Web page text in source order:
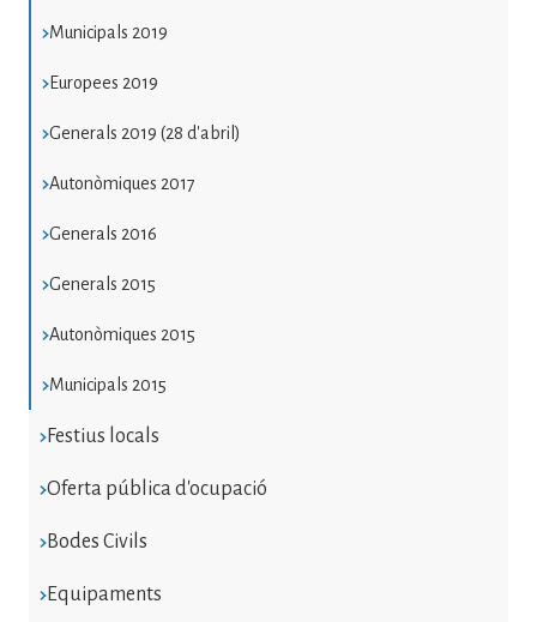
Municipals 2019
Europees 2019
Generals 2019 (28 d'abril)
Autonòmiques 2017
Generals 2016
Generals 2015
Autonòmiques 2015
Municipals 2015
Festius locals
Oferta pública d'ocupació
Bodes Civils
Equipaments